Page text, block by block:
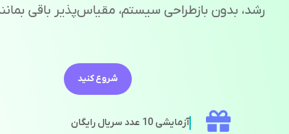
رشد، بدون بازطراحی سیستم، مقیاس‌پذیر باقی
شروع کنید
آزمایشی 10 عدد سریال رایگان